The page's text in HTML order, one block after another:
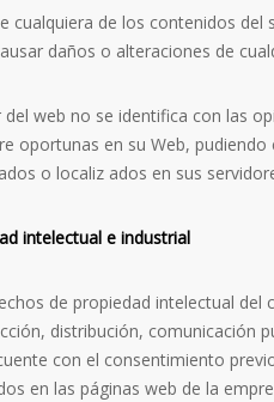
cualquiera de los contenidos
daños o alteraciones de
del web no se identifica con las
oportunas en su Web,
o localiz ados en sus
intelectual e industrial
de propiedad intelectual
distribución, comunicación
con el consentimiento
en las páginas web de la